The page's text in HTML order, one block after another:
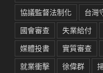
協議監督法制化
台灣
國會審查
失業給付
媒體投書
實質審查
就業衝擊
徐偉群